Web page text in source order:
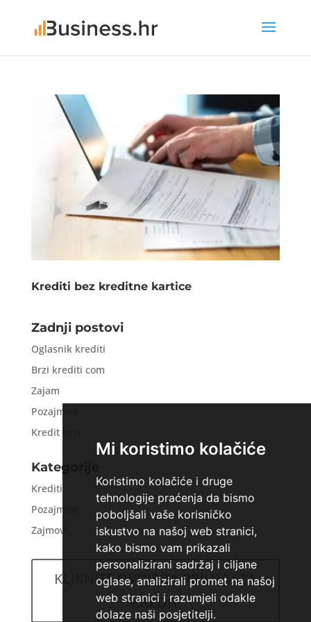
Mi koristimo kolačiće
Koristimo kolačiće i druge
tehnologije praćenja da bismo
poboljšali vaše korisničko
iskustvo na našoj web stranici,
kako bismo vam prikazali
personalizirani sadržaj i ciljane
oglase, analizirali promet na našoj
web stranici i razumjeli odakle
dolaze naši posjetitelji.
Krediti bez kreditne kartice
Zadnji postovi
Oglasnik krediti
Brzi krediti com
Zajam
Pozajmice
Kredit brzi
Kategorije
Krediti
Pozajmice
Zajmovi
KLIKNITE OVDJE ZA PRIJAVU ZA
KREDIT